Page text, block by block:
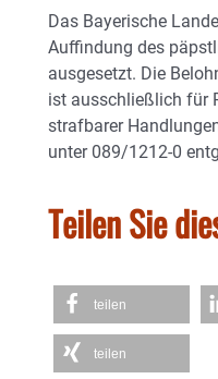
Das Bayerische
Auffindung des
ausgesetzt. Die
ist ausschließlich für
strafbarer
unter 089/1212-0
Teilen Sie
teilen
teilen